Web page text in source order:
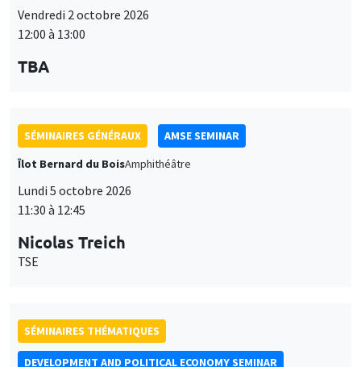
Vendredi 2 octobre 2026
12:00 à 13:00
TBA
SÉMINAIRES GÉNÉRAUX
AMSE SEMINAR
Îlot Bernard du BoisAmphithéâtre
Lundi 5 octobre 2026
11:30 à 12:45
Nicolas Treich
TSE
SÉMINAIRES THÉMATIQUES
DEVELOPMENT AND POLITICAL ECONOMY SEMINAR